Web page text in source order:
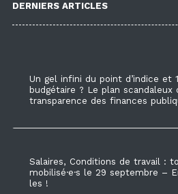
DERNIERS ARTICLES
Un gel infini du point d’indice et
budgétaire ? Le plan scandaleux
transparence des finances
Salaires, Conditions de travail :
mobilisé·e·s le 29 septembre –
les !